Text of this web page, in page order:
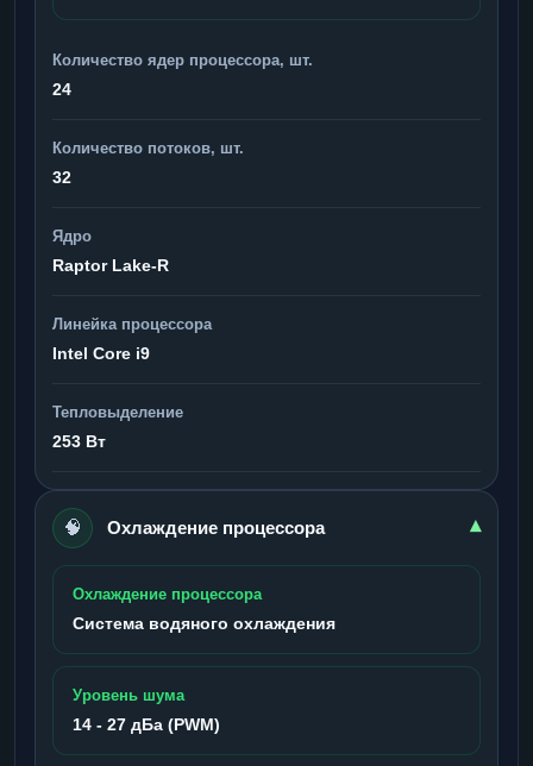
Количество ядер процессора, шт.
24
Количество потоков, шт.
32
Ядро
Raptor Lake-R
Линейка процессора
Intel Core i9
Тепловыделение
253 Вт
🧠 Охлаждение процессора ▾
Охлаждение процессора
Система водяного охлаждения
Уровень шума
14 - 27 дБа (PWM)